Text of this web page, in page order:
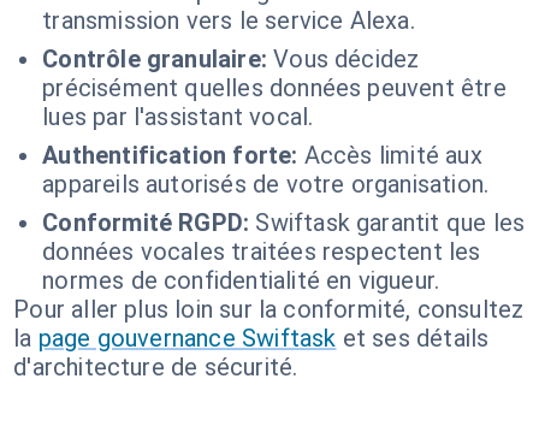
transmission vers le service Alexa.
Contrôle granulaire: Vous décidez
précisément quelles données peuvent être
lues par l'assistant vocal.
Authentification forte: Accès limité aux
appareils autorisés de votre organisation.
Conformité RGPD: Swiftask garantit que les
données vocales traitées respectent les
normes de confidentialité en vigueur.
Pour aller plus loin sur la conformité, consultez
la page gouvernance Swiftask et ses détails
d'architecture de sécurité.